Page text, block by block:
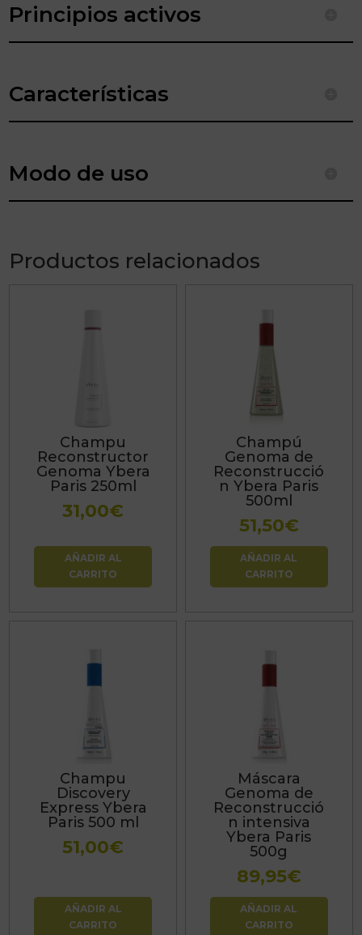
Principios activos
Características
Modo de uso
Productos relacionados
Champu
Reconstructor
Genoma Ybera
Paris 250ml
31,00€
AÑADIR AL
CARRITO
Champú
Genoma de
Reconstrucció
n Ybera Paris
500ml
51,50€
AÑADIR AL
CARRITO
Champu
Discovery
Express Ybera
Paris 500 ml
51,00€
AÑADIR AL
CARRITO
Máscara
Genoma de
Reconstrucció
n intensiva
Ybera Paris
500g
89,95€
AÑADIR AL
CARRITO